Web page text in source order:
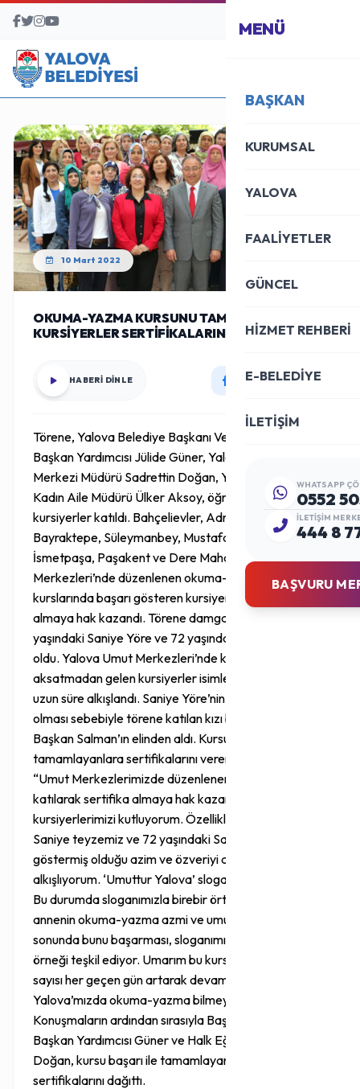
BAŞVURU MERKEZİ
MENÜ
BAŞKAN
KURUMSAL
YALOVA
FAALİYETLER
GÜNCEL
HİZMET REHBERİ
E-BELEDİYE
İLETİŞİM
WHATSAPP
0552
İLETIŞIM
444 8
BAŞVURU
10 Mart 2022
OKUMA-YAZMA KURSUNU TAMAMLAYAN
KURSİYERLER SERTİFİKALARINI ALDI
HABERİ DİNLE
Törene, Yalova Belediye Başkanı Vefa Salman,
Başkan Yardımcısı Jülide Güner, Yalova Halk Eğitim
Merkezi Müdürü Sadrettin Doğan, Yalova Belediyesi
Kadın Aile Müdürü Ülker Aksoy, öğretmenler ve
kursiyerler katıldı. Bahçelievler, Adnan Menderes,
Bayraktepe, Süleymanbey, Mustafa Kemal Paşa,
İsmetpaşa, Paşakent ve Dere Mahallesi Umut
Merkezleri’nde düzenlenen okuma-yazma
kurslarında başarı gösteren kursiyerler sertifika
almaya hak kazandı. Törene damgasını vuran ise 92
yaşındaki Saniye Yöre ve 72 yaşındaki Saliha Yıldırım
oldu. Yalova Umut Merkezleri’nde ki kurslara katılarak
aksatmadan gelen kursiyerler isimleri söylendiğinde
uzun süre alkışlandı. Saniye Yöre’nin şehir dışında
olması sebebiyle törene katılan kızı başarı sertifikasını
Başkan Salman’ın elinden aldı. Kursu başarıyla
tamamlayanlara sertifikalarını veren Başkan Salman;
“Umut Merkezlerimizde düzenlenen kurslara
katılarak sertifika almaya hak kazanan tüm
kursiyerlerimizi kutluyorum. Özellikle 92 yaşındaki
Saniye teyzemiz ve 72 yaşındaki Saliha teyzemizin
göstermiş olduğu azim ve özveriyi ayakta
alkışlıyorum. ‘Umuttur Yalova’ sloganıyla yola çıktık.
Bu durumda sloganımızla birebir örtüşüyor. Bir
annenin okuma-yazma azmi ve umudu ile yola çıkarak
sonunda bunu başarması, sloganımıza en büyük
örneği teşkil ediyor. Umarım bu kurslarımıza katılan
sayısı her geçen gün artarak devam eder. Bu sayede
Yalova’mızda okuma-yazma bilmeyen kalmaz” dedi.
Konuşmaların ardından sırasıyla Başkan Salman,
Başkan Yardımcısı Güner ve Halk Eğitim Müdürü
Doğan, kursu başarı ile tamamlayan kursiyerlerin
sertifikalarını dağıttı.